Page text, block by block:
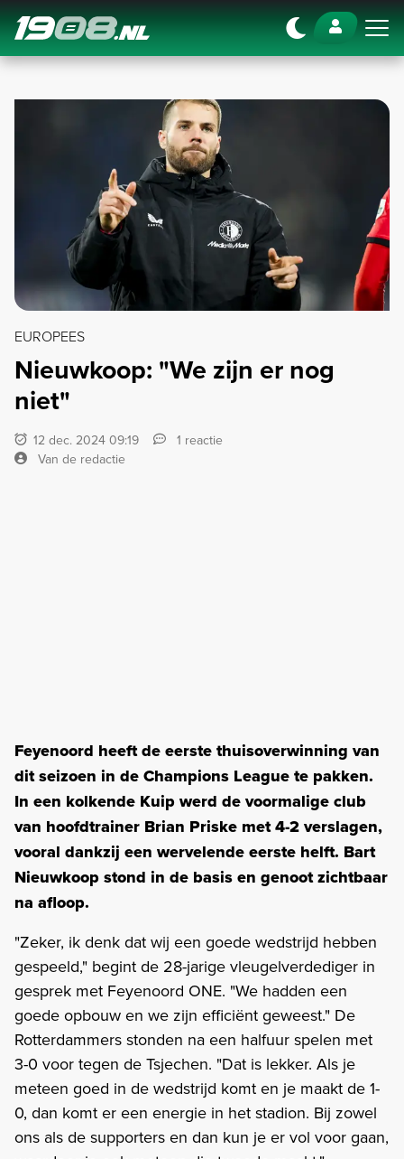
Navigation
EUROPEES
Nieuwkoop: "We zijn er nog
niet"
12 dec. 2024 09:19
1 reactie
Van de redactie
Feyenoord heeft de eerste thuisoverwinning van
dit seizoen in de Champions League te pakken.
In een kolkende Kuip werd de voormalige club
van hoofdtrainer Brian Priske met 4-2 verslagen,
vooral dankzij een wervelende eerste helft. Bart
Nieuwkoop stond in de basis en genoot zichtbaar
na afloop.
"Zeker, ik denk dat wij een goede wedstrijd hebben
gespeeld," begint de 28-jarige vleugelverdediger in
gesprek met Feyenoord ONE. "We hadden een
goede opbouw en we zijn efficiënt geweest." De
Rotterdammers stonden na een halfuur spelen met
3-0 voor tegen de Tsjechen. "Dat is lekker. Als je
meteen goed in de wedstrijd komt en je maakt de 1-
0, dan komt er een energie in het stadion. Bij zowel
ons als de supporters en dan kun je er vol voor gaan,